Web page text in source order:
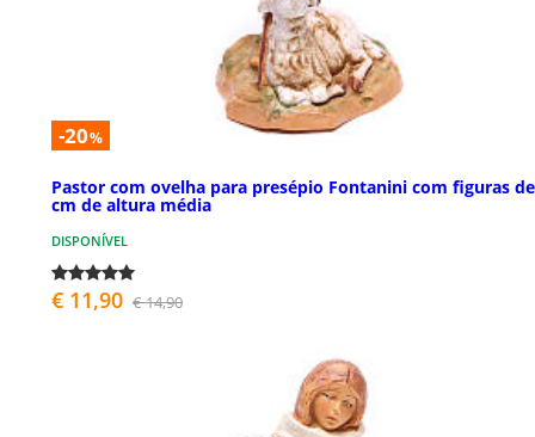
-20%
Pastor com ovelha para presépio Fontanini com figuras
cm de altura média
DISPONÍVEL
€ 11,90 € 14,90